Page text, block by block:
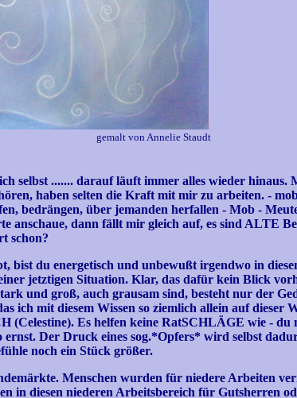
gemalt von Annelie Staudt
selbst ....... darauf läuft immer alles wieder hinaus.
haben selten die Kraft mit mir zu arbeiten. -
bedrängen, über jemanden herfallen - Mob -
anschaue, dann fällt mir gleich auf, es sind ALTE
schon?
bist du energetisch und unbewußt irgendwo in
jetztigen Situation. Klar, das dafür kein Blick
und groß, auch grausam sind, besteht nur der
ich mit diesem Wissen so ziemlich allein auf dieser
(Celestine). Es helfen keine RatSCHLÄGE wie - du
ernst. Der Druck eines sog.*Opfers* wird selbst
noch ein Stück größer.
Menschen wurden für niedere Arbeiten
in diesen niederen Arbeitsbereich für Gutsherren